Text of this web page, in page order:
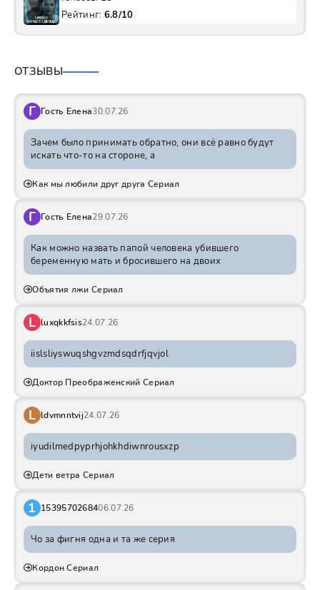
Рейтинг: 6.8/10
ОТЗЫВЫ
Г Гость Елена30.07.26
Зачем было принимать обратно, они всё равно будут
искать что-то на стороне, а
Как мы любили друг друга Сериал
Г Гость Елена29.07.26
Как можно назвать папой человека убившего
беременную мать и бросившего на двоих
Объятия лжи Сериал
L luxqkkfsis24.07.26
iislsliyswuqshgvzmdsqdrfjqvjol
Доктор Преображенский Сериал
L ldvmnntvij24.07.26
iyudilmedpyprhjohkhdiwnrousxzp
Дети ветра Сериал
1 1539570268406.07.26
Чо за фигня одна и та же серия
Кордон Сериал